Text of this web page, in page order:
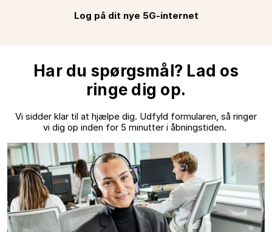
Log på dit nye 5G-internet
Har du spørgsmål? Lad os
ringe dig op.
Vi sidder klar til at hjælpe dig. Udfyld formularen, så ringer
vi dig op inden for 5 minutter i åbningstiden.